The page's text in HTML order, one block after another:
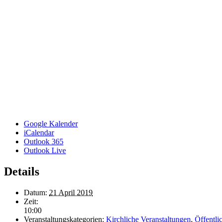
Google Kalender
iCalendar
Outlook 365
Outlook Live
Details
Datum: 21 April 2019
Zeit:
10:00
Veranstaltungskategorien: Kirchliche Veranstaltungen,